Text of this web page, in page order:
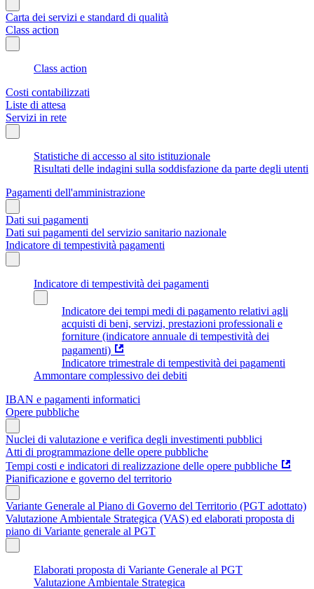
Carta dei servizi e standard di qualità
Class action
Class action
Costi contabilizzati
Liste di attesa
Servizi in rete
Statistiche di accesso al sito istituzionale
Risultati delle indagini sulla soddisfazione da parte degli utenti
Pagamenti dell'amministrazione
Dati sui pagamenti
Dati sui pagamenti del servizio sanitario nazionale
Indicatore di tempestività pagamenti
Indicatore di tempestività dei pagamenti
Indicatore dei tempi medi di pagamento relativi agli
acquisti di beni, servizi, prestazioni professionali e
forniture (indicatore annuale di tempestività dei
pagamenti)
Indicatore trimestrale di tempestività dei pagamenti
Ammontare complessivo dei debiti
IBAN e pagamenti informatici
Opere pubbliche
Nuclei di valutazione e verifica degli investimenti pubblici
Atti di programmazione delle opere pubbliche
Tempi costi e indicatori di realizzazione delle opere pubbliche
Pianificazione e governo del territorio
Variante Generale al Piano di Governo del Territorio (PGT adottato)
Valutazione Ambientale Strategica (VAS) ed elaborati proposta di
piano di Variante generale al PGT
Elaborati proposta di Variante Generale al PGT
Valutazione Ambientale Strategica